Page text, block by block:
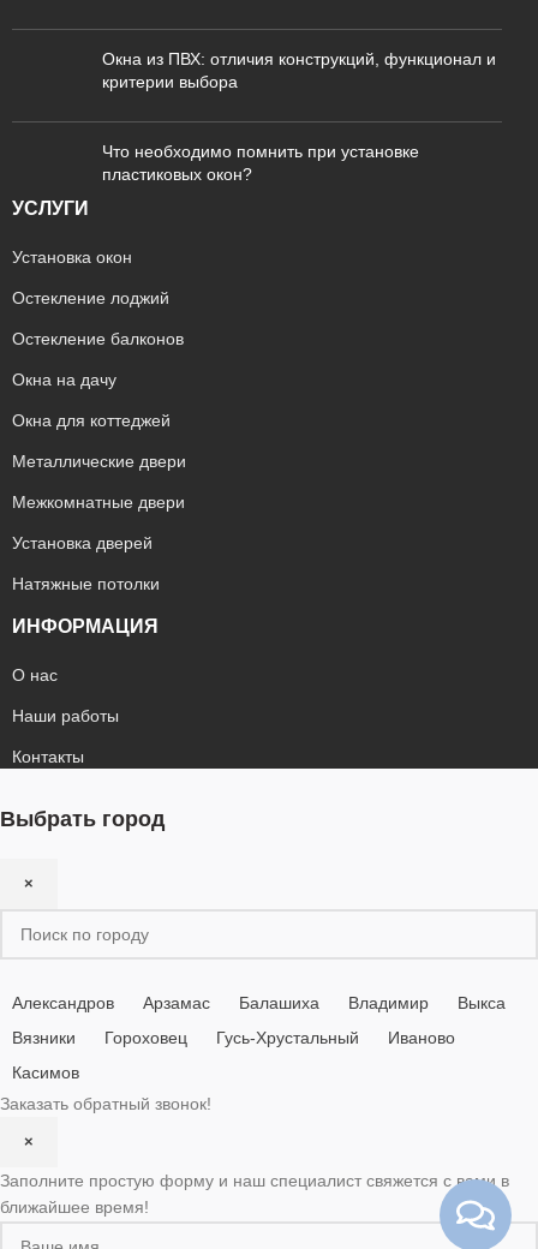
Окна из ПВХ: отличия конструкций, функционал и
критерии выбора
Что необходимо помнить при установке
пластиковых окон?
УСЛУГИ
Установка окон
Остекление лоджий
Остекление балконов
Окна на дачу
Окна для коттеджей
Металлические двери
Межкомнатные двери
Установка дверей
Натяжные потолки
ИНФОРМАЦИЯ
О нас
Наши работы
Контакты
Выбрать город
×
Александров Арзамас Балашиха Владимир
Выкса
Вязники
Гороховец Гусь-Хрустальный
Иваново
Касимов
Заказать обратный звонок!
×
Заполните простую форму и наш специалист свяжется с вами в
ближайшее время!